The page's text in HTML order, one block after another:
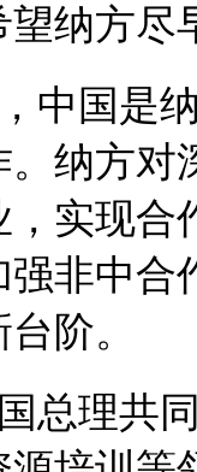
纳方尽
国是纳
纳方对
实现合
非中合
阶。
理共同